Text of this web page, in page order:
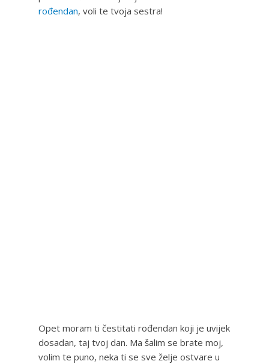
rođendan, voli te tvoja sestra!
Opet moram ti čestitati rođendan koji je uvijek
dosadan, taj tvoj dan. Ma šalim se brate moj,
volim te puno, neka ti se sve želje ostvare u